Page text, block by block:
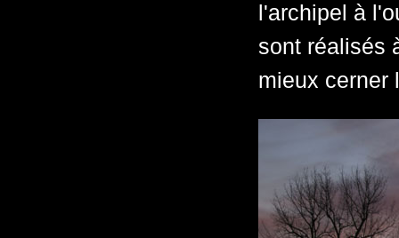
l'archipel à
sont réalisés
mieux cerner